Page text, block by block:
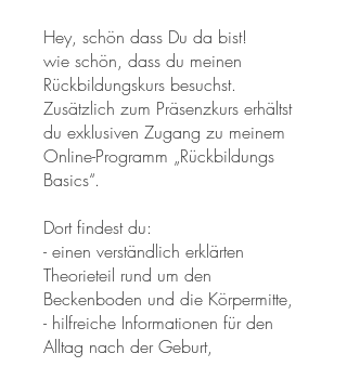
Hey, schön dass Du da bist!
wie schön, dass du meinen
Rückbildungskurs besuchst.
Zusätzlich zum Präsenzkurs erhältst
du exklusiven Zugang zu meinem
Online-Programm „Rückbildungs
Basics“.
Dort findest du:
- einen verständlich erklärten
Theorieteil rund um den
Beckenboden und die Körpermitte,
- hilfreiche Informationen für den
Alltag nach der Geburt,